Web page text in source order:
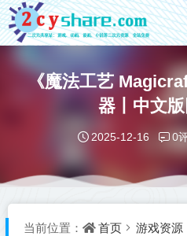
《魔法工艺
器丨中文
2025-12-16 0
当前位置： 首页 游戏资源